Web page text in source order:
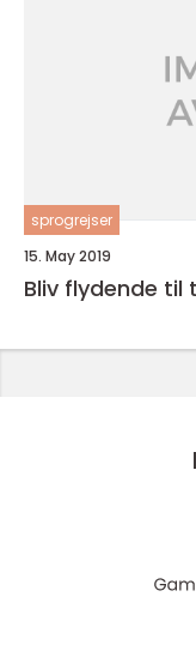
sprogrejser
15. May 2019
Bliv flydende til